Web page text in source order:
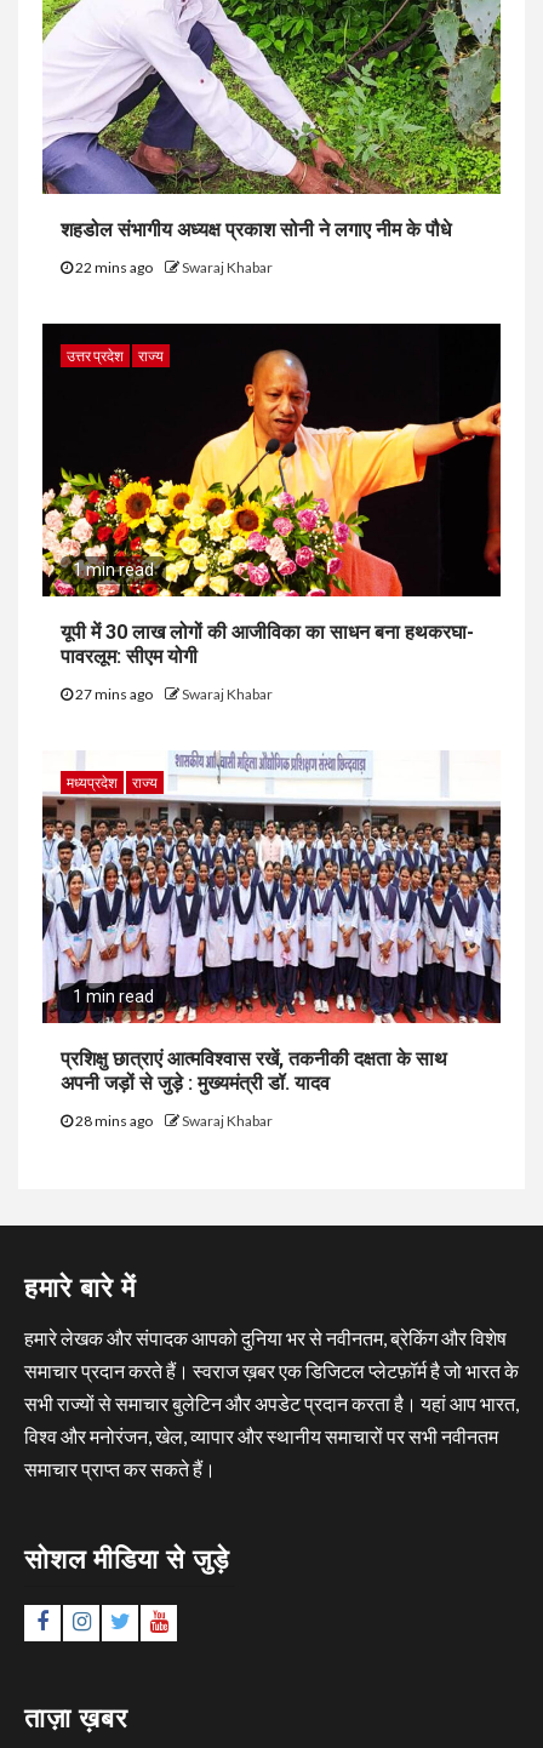
शहडोल संभागीय अध्यक्ष प्रकाश सोनी ने लगाए नीम के पौधे
22 mins ago Swaraj Khabar
उत्तर प्रदेश राज्य
1 min read
यूपी में 30 लाख लोगों की आजीविका का साधन बना हथकरघा-
पावरलूम: सीएम योगी
27 mins ago Swaraj Khabar
मध्यप्रदेश राज्य
1 min read
प्रशिक्षु छात्राएं आत्मविश्वास रखें, तकनीकी दक्षता के साथ
अपनी जड़ों से जुड़े : मुख्यमंत्री डॉ. यादव
28 mins ago Swaraj Khabar
हमारे बारे में
हमारे लेखक और संपादक आपको दुनिया भर से नवीनतम, ब्रेकिंग और विशेष
समाचार प्रदान करते हैं। स्वराज ख़बर एक डिजिटल प्लेटफ़ॉर्म है जो भारत के
सभी राज्यों से समाचार बुलेटिन और अपडेट प्रदान करता है। यहां आप भारत,
विश्व और मनोरंजन, खेल, व्यापार और स्थानीय समाचारों पर सभी नवीनतम
समाचार प्राप्त कर सकते हैं।
सोशल मीडिया से जुड़े
FacebookInstagram
TwitterYouTube
ताज़ा ख़बर